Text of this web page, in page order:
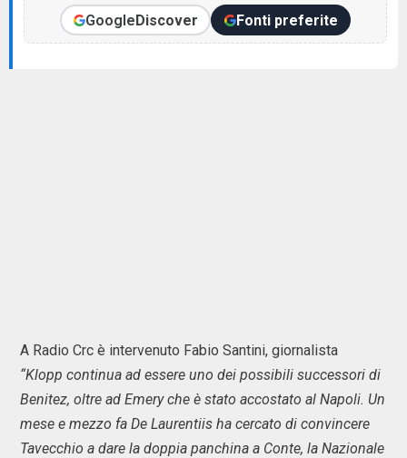
GoogleDiscover Fonti preferite
A Radio Crc è intervenuto Fabio Santini, giornalista
“Klopp continua ad essere uno dei possibili successori di
Benitez, oltre ad Emery che è stato accostato al Napoli. Un
mese e mezzo fa De Laurentiis ha cercato di convincere
Tavecchio a dare la doppia panchina a Conte, la Nazionale